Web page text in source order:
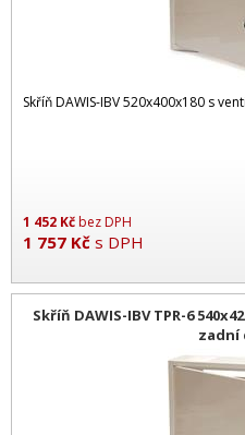
Skříň DAWIS-IBV 520x400x180 s
1 452 Kčbez DPH
1 757 Kč s DPH
Skříň DAWIS-IBV TPR-6
zadní